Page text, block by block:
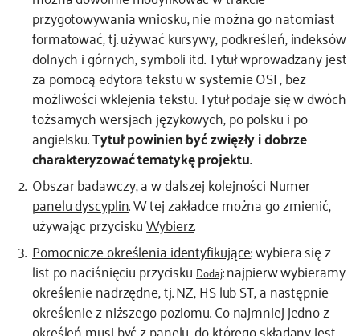
przygotowywania wniosku, nie można go natomiast
formatować, tj. używać kursywy, podkreśleń, indeksów
dolnych i górnych, symboli itd. Tytuł wprowadzany jest
za pomocą edytora tekstu w systemie OSF, bez
możliwości wklejenia tekstu. Tytuł podaje się w dwóch
tożsamych wersjach językowych, po polsku i po
angielsku.Tytuł powinien być zwięzły i dobrze
charakteryzować tematykę projektu.
Obszar badawczy, a w dalszej kolejnościNumer
panelu dyscyplin. W tej zakładce można go zmienić,
używając przyciskuWybierz.
Pomocnicze określenia identyfikujące: wybiera się z
list po naciśnięciu przycisku Dodaj: najpierw wybieramy
określenie nadrzędne, tj. NZ, HS lub ST, a następnie
określenie z niższego poziomu. Co najmniej jedno z